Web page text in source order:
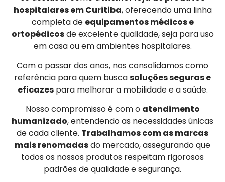
hospitalares em Curitiba, oferecendo uma linha
completa de equipamentos médicos e
ortopédicosde excelente qualidade, seja para uso
em casa ou em ambientes hospitalares.
Com o passar dos anos, nos consolidamos como
referência para quem buscasoluções seguras e
eficazespara melhorar a mobilidade e a saúde.
Nosso compromisso é com o atendimento
humanizado, entendendo as necessidades únicas
de cada cliente. Trabalhamos com as marcas
mais renomadasdo mercado, assegurando que
todos os nossos produtos respeitam rigorosos
padrões de qualidade e segurança.